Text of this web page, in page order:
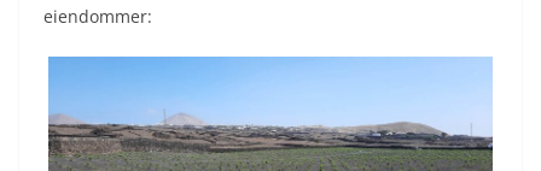
eiendommer: